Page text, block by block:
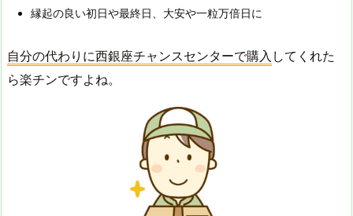
縁起の良い初日や最終日、大安や一粒万倍日に
自分の代わりに西銀座チャンスセンターで購入 してくれた
ら楽チンですよね。